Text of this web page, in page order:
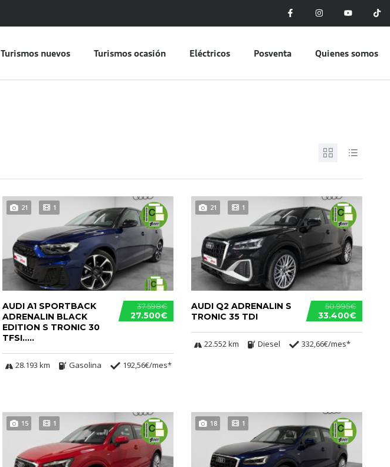
Turismos nuevos Turismos ocasión Eléctricos Posventa Quienes somos
21 1
37.598€
27.500€
AUDI A1 SPORTBACK
ADRENALIN BLACK
EDITION S TRONIC 30
TFSI.....
28.193 km Gasolina 192,56€/mes*
21 1
50.995€
33.400€
AUDI Q2 ADRENALIN S
TRONIC 35 TDI
22.552 km Diesel 332,66€/mes*
15 1 18 1